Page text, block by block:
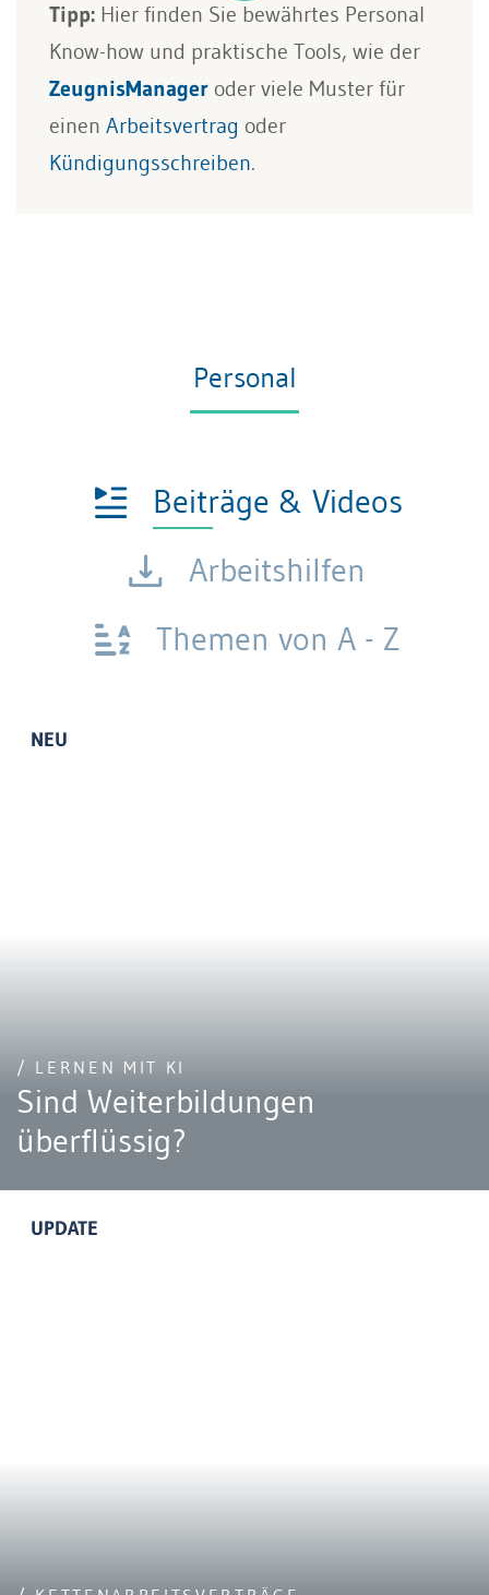
Tipp: Hier finden Sie bewährtes Personal
Know-how und praktische Tools, wie der
ZeugnisManager oder viele Muster für
einen Arbeitsvertrag oder
Kündigungsschreiben.
Personal
Beiträge & Videos
Arbeitshilfen
Themen von A - Z
NEU
/ LERNEN MIT KI
Sind Weiterbildungen
überflüssig?
UPDATE